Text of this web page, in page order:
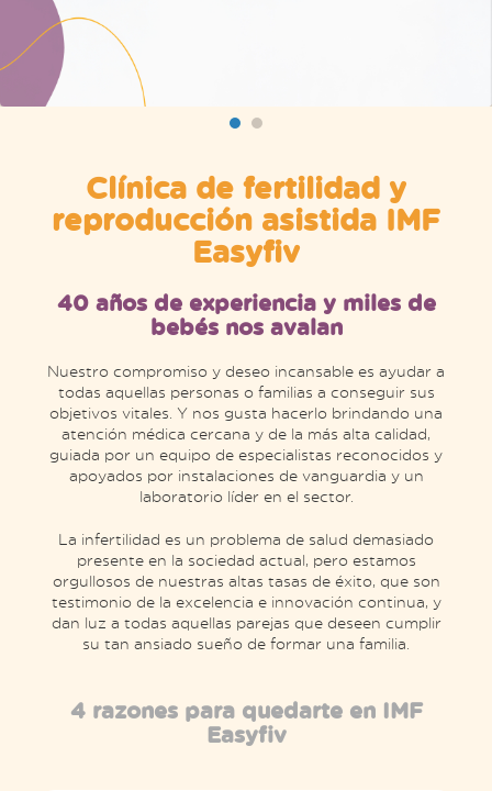
Clínica de fertilidad y
reproducción asistida IMF
Easyfiv
40 años de experiencia y miles de
bebés nos avalan
Nuestro compromiso y deseo incansable es ayudar a
todas aquellas personas o familias a conseguir sus
objetivos vitales. Y nos gusta hacerlo brindando una
atención médica cercana y de la más alta calidad,
guiada por un equipo de especialistas reconocidos y
apoyados por instalaciones de vanguardia y un
laboratorio líder en el sector.
La infertilidad es un problema de salud demasiado
presente en la sociedad actual, pero estamos
orgullosos de nuestras altas tasas de éxito, que son
testimonio de la excelencia e innovación continua, y
dan luz a todas aquellas parejas que deseen cumplir
su tan ansiado sueño de formar una familia.
4 razones para quedarte en IMF
Easyfiv